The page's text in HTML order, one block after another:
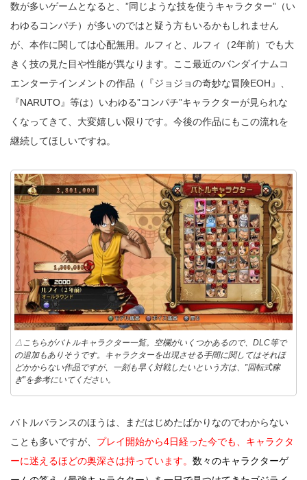
数が多いゲームとなると、”同じような技を使うキャラクター”（い
わゆるコンパチ）が多いのではと疑う方もいるかもしれません
が、本作に関しては心配無用。ルフィと、ルフィ（2年前）でも大
きく技の見た目や性能が異なります。ここ最近のバンダイナムコ
エンターテインメントの作品（『ジョジョの奇妙な冒険EOH』、
『NARUTO』等は）いわゆる”コンパチ”キャラクターが見られな
くなってきて、大変嬉しい限りです。今後の作品にもこの流れを
継続してほしいですね。
△こちらがバトルキャラクター一覧。空欄がいくつかあるので、DLC等で
の追加もありそうです。キャラクターを出現させる手間に関してはそれほ
どかからない作品ですが、一刻も早く対戦したいという方は、”回転式稼
ぎ”を参考にいてください。
バトルバランスのほうは、まだはじめたばかりなのでわからない
ことも多いですが、 プレイ開始から4日経った今でも、キャラクタ
ーに迷えるほどの奥深さは持っています。 数々のキャラクターゲ